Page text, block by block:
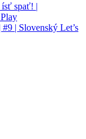
ísť spať! |
| Slovenský Let’s